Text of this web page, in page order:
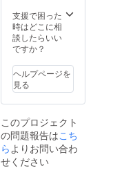
間は６
０分程
度で
す。 ※
での交
通費等
は各自
ご負担
いま
せ。 ※
ご案内
の上限
人数は
プログ
ラム実
施圃場
をご案
代表・
小島が
就農支
援プロ
につい
て解説
し、実
際にプ
ログラ
支援で困った
時はどこに相
談したらいい
ですか？
ヘルプページを
見る
このプロジェクト
の問題報告はこち
らよりお問い合わ
せください